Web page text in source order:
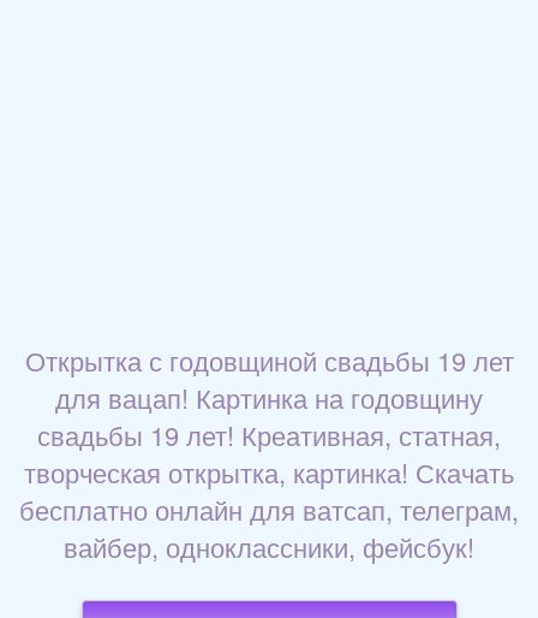
Открытка с годовщиной свадьбы 19 лет
для вацап! Картинка на годовщину
свадьбы 19 лет! Креативная, статная,
творческая открытка, картинка! Скачать
бесплатно онлайн для ватсап, телеграм,
вайбер, одноклассники, фейсбук!